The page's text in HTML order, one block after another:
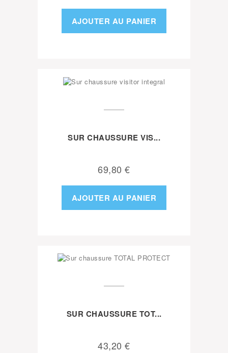
AJOUTER AU PANIER
SUR CHAUSSURE VIS...
69,80 €
AJOUTER AU PANIER
SUR CHAUSSURE TOT...
43,20 €